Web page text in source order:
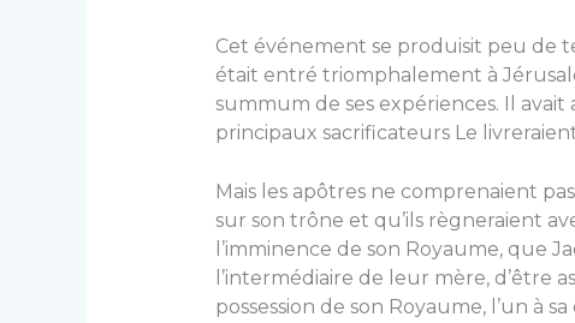
Cet événement se produisit peu de
était entré triomphalement à
summum de ses expériences. Il avait
principaux sacrificateurs Le
Mais les apôtres ne comprenaient
sur son trône et qu’ils règneraient
l’imminence de son Royaume, que
l’intermédiaire de leur mère, d’être
possession de son Royaume, l’un à